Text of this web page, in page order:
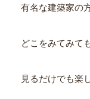
有名な建築家の
どこをみてみて
見るだけでも楽